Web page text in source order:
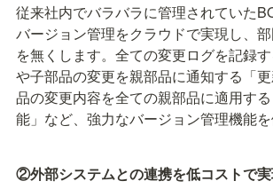
従来社内でバラバラに管理されていた
バージョン管理をクラウドで実現し、
を無くします。全ての変更ログを記録す
や子部品の変更を親部品に通知する「
品の変更内容を全ての親部品に適用す
能」など、強力なバージョン管理機能を
②外部システムとの連携を低コストで